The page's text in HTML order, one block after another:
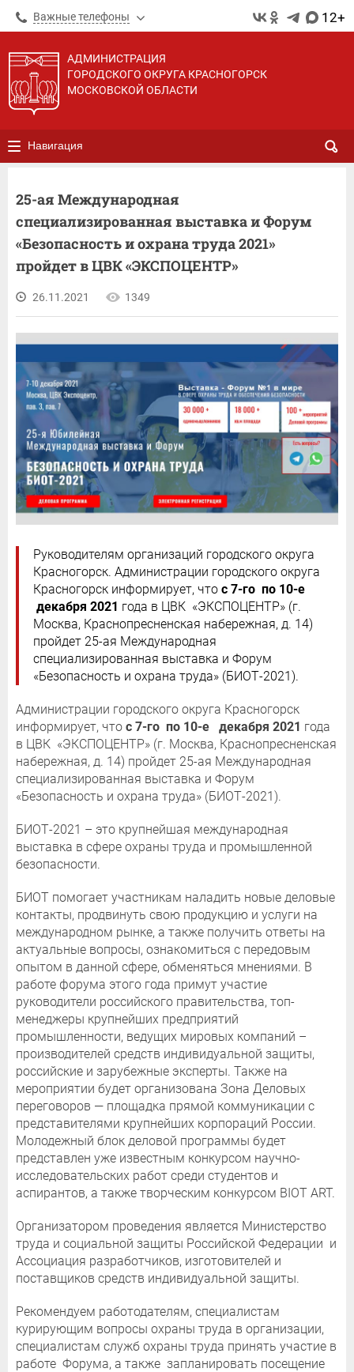
Важные телефоны 12+
АДМИНИСТРАЦИЯ
ГОРОДСКОГО ОКРУГА КРАСНОГОРСК
МОСКОВСКОЙ ОБЛАСТИ
Навигация
25-ая Международная
специализированная выставка и Форум
«Безопасность и охрана труда 2021»
пройдет в ЦВК «ЭКСПОЦЕНТР»
26.11.2021 1349
Руководителям организаций городского округа
Красногорск. Администрации городского округа
Красногорск информирует, что с 7-го по 10-е
декабря 2021 года в ЦВК «ЭКСПОЦЕНТР» (г.
Москва, Краснопресненская набережная, д. 14)
пройдет 25-ая Международная
специализированная выставка и Форум
«Безопасность и охрана труда» (БИОТ-2021).
Администрации городского округа Красногорск
информирует, что с 7-го по 10-е декабря 2021 года
в ЦВК «ЭКСПОЦЕНТР» (г. Москва, Краснопресненская
набережная, д. 14) пройдет 25-ая Международная
специализированная выставка и Форум
«Безопасность и охрана труда» (БИОТ-2021).
БИОТ-2021 – это крупнейшая международная
выставка в сфере охраны труда и промышленной
безопасности.⠀
БИОТ помогает участникам наладить новые деловые
контакты, продвинуть свою продукцию и услуги на
международном рынке, а также получить ответы на
актуальные вопросы, ознакомиться с передовым
опытом в данной сфере, обменяться мнениями. В
работе форума этого года примут участие
руководители российского правительства, топ-
менеджеры крупнейших предприятий
промышленности, ведущих мировых компаний –
производителей средств индивидуальной защиты,
российские и зарубежные эксперты. Также на
мероприятии будет организована Зона Деловых
переговоров — площадка прямой коммуникации с
представителями крупнейших корпораций России.
Молодежный блок деловой программы будет
представлен уже известным конкурсом научно-
исследовательских работ среди студентов и
аспирантов, а также творческим конкурсом BIOT ART.
Организатором проведения является Министерство
труда и социальной защиты Российской Федерации и
Ассоциация разработчиков, изготовителей и
поставщиков средств индивидуальной защиты.
Рекомендуем работодателям, специалистам
курирующим вопросы охраны труда в организации,
специалистам служб охраны труда принять участие в
работе Форума, а также запланировать посещение